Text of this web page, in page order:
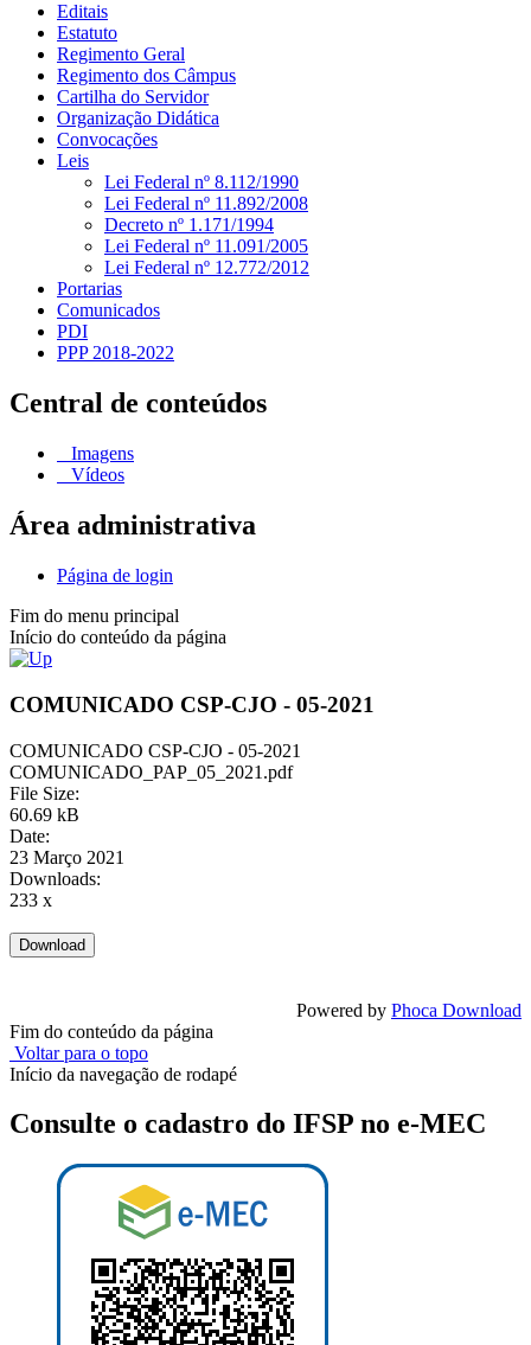
Editais
Estatuto
Regimento Geral
Regimento dos Câmpus
Cartilha do Servidor
Organização Didática
Convocações
Leis
Lei Federal nº 8.112/1990
Lei Federal nº 11.892/2008
Decreto nº 1.171/1994
Lei Federal nº 11.091/2005
Lei Federal nº 12.772/2012
Portarias
Comunicados
PDI
PPP 2018-2022
Central de conteúdos
Imagens
Vídeos
Área administrativa
Página de login
Fim do menu principal
Início do conteúdo da página
COMUNICADO CSP-CJO - 05-2021
COMUNICADO CSP-CJO - 05-2021
COMUNICADO_PAP_05_2021.pdf
File Size:
60.69 kB
Date:
23 Março 2021
Downloads:
233 x
Powered by Phoca Download
Fim do conteúdo da página
Voltar para o topo
Início da navegação de rodapé
Consulte o cadastro do IFSP no e-MEC